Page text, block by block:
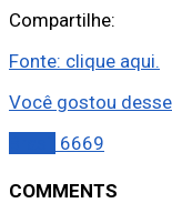
Compartilhe:
Fonte: clique aqui.
Você gostou
6669
COMMENTS